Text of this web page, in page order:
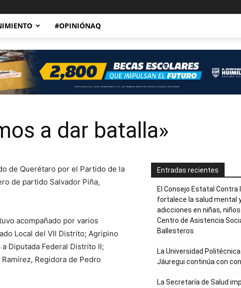
#OPINIÓNAQ
a dar batalla»
de Querétaro por el Partido de la
de partido Salvador Piña,
acompañado por varios
Local del VII Distrito; Agripino
Diputada Federal Distrito II;
Regidora de Pedro
Entradas recientes
El Consejo Estatal Contra
fortalece la salud mental
adicciones en niñas,
Centro de Asistencia
Ballesteros
La Universidad
Jáuregui continúa con
La Secretaría de Salud